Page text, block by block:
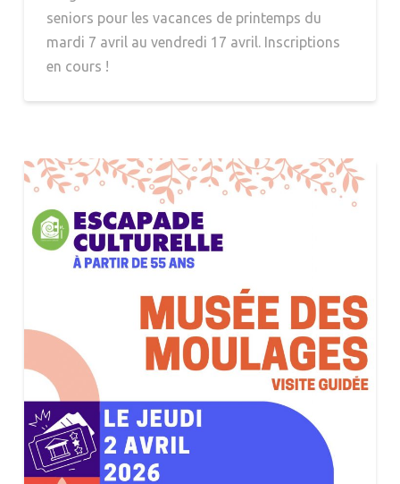
seniors pour les vacances de printemps du
mardi 7 avril au vendredi 17 avril. Inscriptions
en cours !